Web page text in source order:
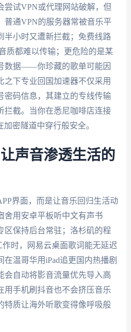
尝试VPN或代理网站破解，但
普通VPN的服务器常被音乐平
半小时又遭新拦截；免费线路
质都难以传输；更危险的是某
数据——你珍藏的歌单可能因
之下专业回国加速器不仅采用
密码信息，其建立的专线传输
拦截。当你在悉尼咖啡店连接
密隧道中穿行般安全。
声音渗透生活的
界面，而是让音乐回归生活动
舍用安卓平板听中文有声书
区保持后台常驻；洛杉矶的程
作时，网易云桌面歌词能无延迟
温哥华用iPad追更国内热播剧
会自动将影音流量优先导入高
用手机刷抖音也不会挤压音乐
特质让海外听歌变得像呼吸般